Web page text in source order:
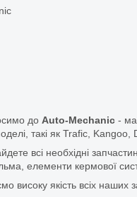
до Auto-Mechanic -
такі як Trafic,
всі необхідні
елементи кермової
високу якість всіх